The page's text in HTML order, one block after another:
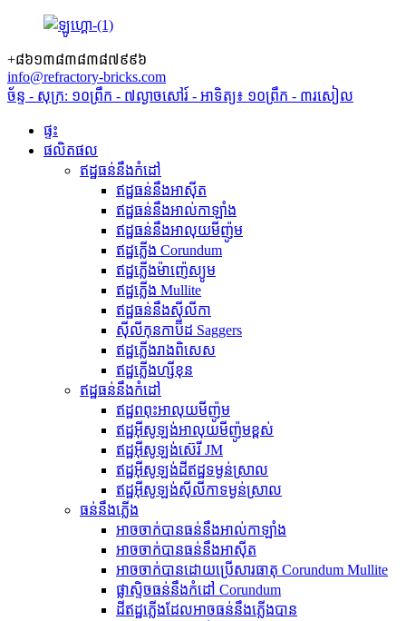
+៨៦១៣៨៣៨៣៨៧៩៩៦
info@refractory-bricks.com
ច័ន្ទ - សុក្រ: ១០ព្រឹក - ៧ល្ងាចសៅរ៍ - អាទិត្យ៖ ១០ព្រឹក - ៣រសៀល
ផ្ទះ
ផលិតផល
ឥដ្ឋធន់នឹងកំដៅ
ឥដ្ឋធន់នឹងអាស៊ីត
ឥដ្ឋធន់នឹងអាល់កាឡាំង
ឥដ្ឋធន់នឹងអាលុយមីញ៉ូម
ឥដ្ឋភ្លើង Corundum
ឥដ្ឋភ្លើងម៉ាញ៉េស្យូម
ឥដ្ឋភ្លើង Mullite
ឥដ្ឋធន់នឹងស៊ីលីកា
ស៊ីលីកុនកាប៊ីដ Saggers
ឥដ្ឋភ្លើងរាងពិសេស
ឥដ្ឋភ្លើងហ្សីខុន
ឥដ្ឋធន់នឹងកំដៅ
ឥដ្ឋពពុះអាលុយមីញ៉ូម
ឥដ្ឋអ៊ីសូឡង់អាលុយមីញ៉ូមខ្ពស់
ឥដ្ឋអ៊ីសូឡង់ស៊េរី JM
ឥដ្ឋអ៊ីសូឡង់ដីឥដ្ឋទម្ងន់ស្រាល
ឥដ្ឋអ៊ីសូឡង់ស៊ីលីកាទម្ងន់ស្រាល
ធន់នឹងភ្លើង
អាចចាក់បានធន់នឹងអាល់កាឡាំង
អាច​ចាក់​បាន​ធន់​នឹង​អាស៊ីត
អាច​ចាក់​បាន​ដោយ​ប្រើ​សារធាតុ Corundum Mullite
ផ្លាស្ទិចធន់នឹងកំដៅ Corundum
ដីឥដ្ឋភ្លើងដែលអាចធន់នឹងភ្លើងបាន